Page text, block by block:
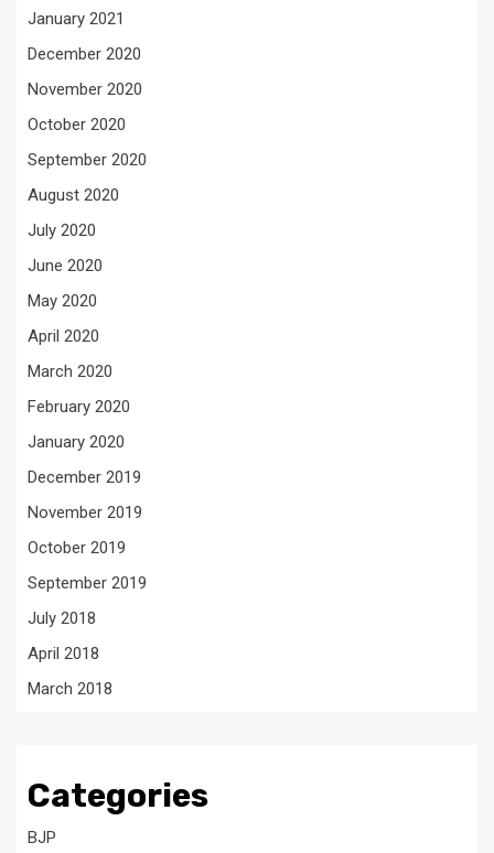
January 2021
December 2020
November 2020
October 2020
September 2020
August 2020
July 2020
June 2020
May 2020
April 2020
March 2020
February 2020
January 2020
December 2019
November 2019
October 2019
September 2019
July 2018
April 2018
March 2018
Categories
BJP